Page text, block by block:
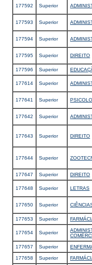
177592 Superior
177593 Superior
177594 Superior
177595 Superior DIREITO
177596 Superior
177614 Superior
177641 Superior
177642 Superior
177643 Superior DIREITO
177644 Superior
177647 Superior DIREITO
177648 Superior LETRAS
177650 Superior
177653 Superior
177654 Superior
177657 Superior
177658 Superior